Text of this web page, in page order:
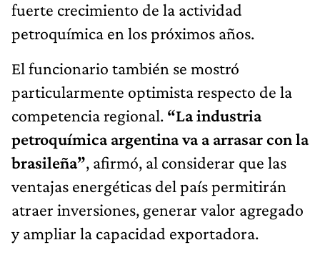
fuerte crecimiento de la actividad
petroquímica en los próximos años.
El funcionario también se mostró
particularmente optimista respecto de la
competencia regional. “La industria
petroquímica argentina va a arrasar con la
brasileña”, afirmó, al considerar que las
ventajas energéticas del país permitirán
atraer inversiones, generar valor agregado
y ampliar la capacidad exportadora.